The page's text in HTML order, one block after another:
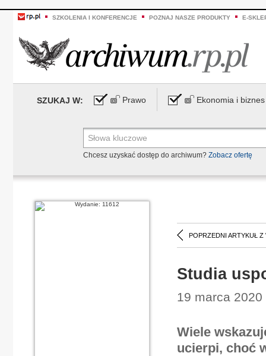
SZKOLENIA I KONFERENCJE POZNAJ NASZE PRODUKTY E-
SZUKAJ W: Prawo Ekonomia i biznes
Chcesz uzyskać dostęp do archiwum? Zobacz ofertę
POPRZEDNI ARTYKUŁ Z
Studia
19 marca
Wiele
ucierpi, choć